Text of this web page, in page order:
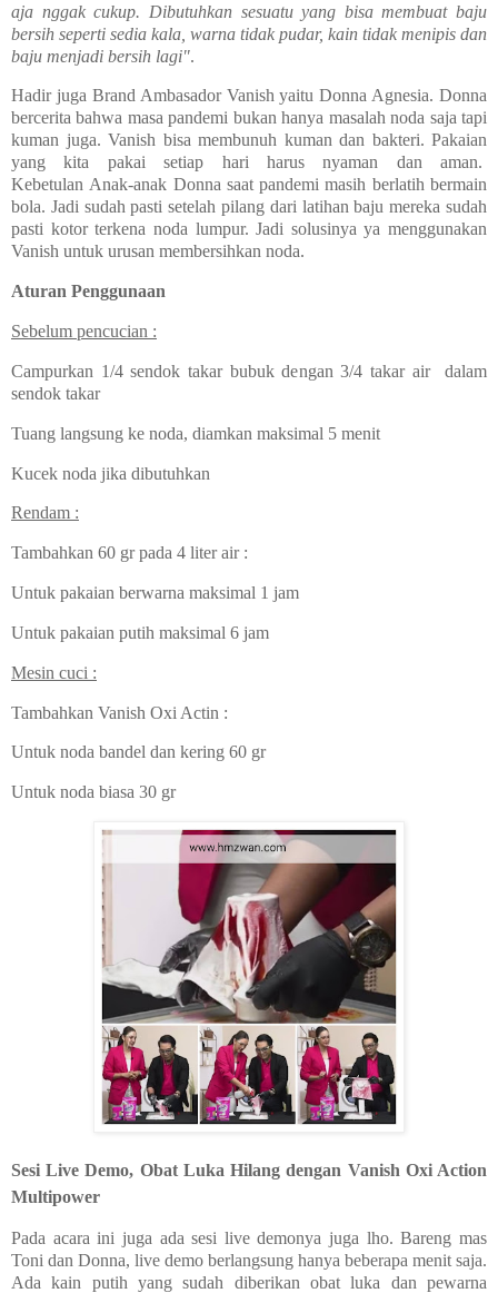
aja nggak cukup. Dibutuhkan sesuatu yang bisa membuat baju
bersih seperti sedia kala, warna tidak pudar, kain tidak menipis dan
baju menjadi bersih lagi".
Hadir juga Brand Ambasador Vanish yaitu Donna Agnesia. Donna
bercerita bahwa masa pandemi bukan hanya masalah noda saja tapi
kuman juga. Vanish bisa membunuh kuman dan bakteri. Pakaian
yang kita pakai setiap hari harus nyaman dan aman.
Kebetulan Anak-anak Donna saat pandemi masih berlatih bermain
bola. Jadi sudah pasti setelah pilang dari latihan baju mereka sudah
pasti kotor terkena noda lumpur. Jadi solusinya ya menggunakan
Vanish untuk urusan membersihkan noda.
Aturan Penggunaan
Sebelum pencucian :
Campurkan 1/4 sendok takar bubuk dengan 3/4 takar air dalam
sendok takar
Tuang langsung ke noda, diamkan maksimal 5 menit
Kucek noda jika dibutuhkan
Rendam :
Tambahkan 60 gr pada 4 liter air :
Untuk pakaian berwarna maksimal 1 jam
Untuk pakaian putih maksimal 6 jam
Mesin cuci :
Tambahkan Vanish Oxi Actin :
Untuk noda bandel dan kering 60 gr
Untuk noda biasa 30 gr
Sesi Live Demo, Obat Luka Hilang dengan Vanish Oxi Action
Multipower
Pada acara ini juga ada sesi live demonya juga lho. Bareng mas
Toni dan Donna, live demo berlangsung hanya beberapa menit saja.
Ada kain putih yang sudah diberikan obat luka dan pewarna